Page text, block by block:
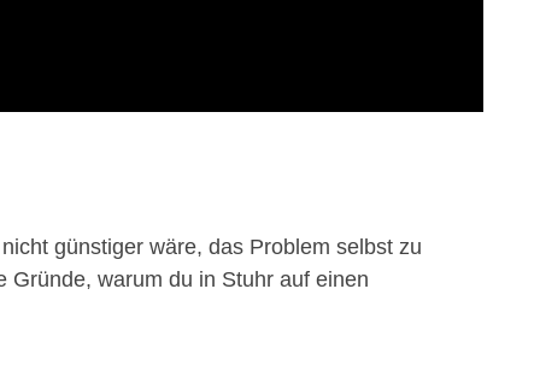
günstiger wäre, das Problem selbst zu
Gründe, warum du in Stuhr auf einen